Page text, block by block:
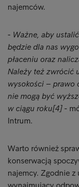
najemców.
- Ważne, aby
będzie dla nas
płaceniu oraz
Należy też zwrócić
wysokości – prawo
nie mogą być
w ciągu roku[4]-
Intrum.
Warto również
konserwacją
najemcy. Zgodnie
wynajmujący